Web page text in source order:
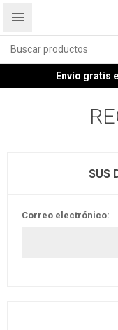
Envío gratis
SUS
Correo electrónico: